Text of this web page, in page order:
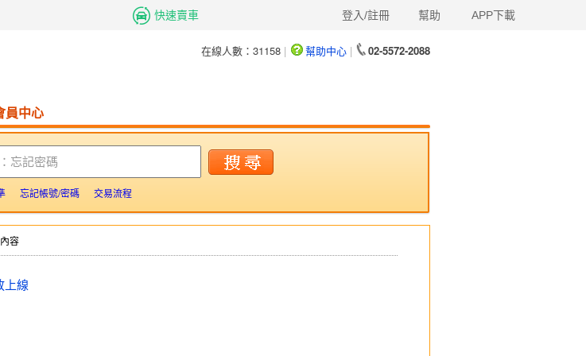
快速賣車 登入/註冊 幫助 APP下載
在線人數： 31158 | 幫助中心 | 02-5572-2088
員中心
忘記密碼
忘記帳號/密碼 交易流程
容
上線